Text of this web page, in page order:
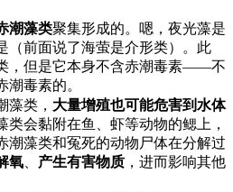
潮藻类聚集形成的。嗯，夜光藻是
（前面说了海萤是介形类）。此
，但是它本身不含赤潮毒素——不
毒素的。
藻类， 大量增殖也可能危害到水体
会黏附在鱼、虾等动物的鳃上，
潮藻类和冤死的动物尸体在分解过
氧 产生有害物质 ，进而影响其他